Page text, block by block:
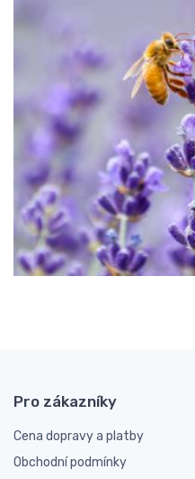
Pro zákazníky
Cena dopravy a platby
Obchodní podmínky